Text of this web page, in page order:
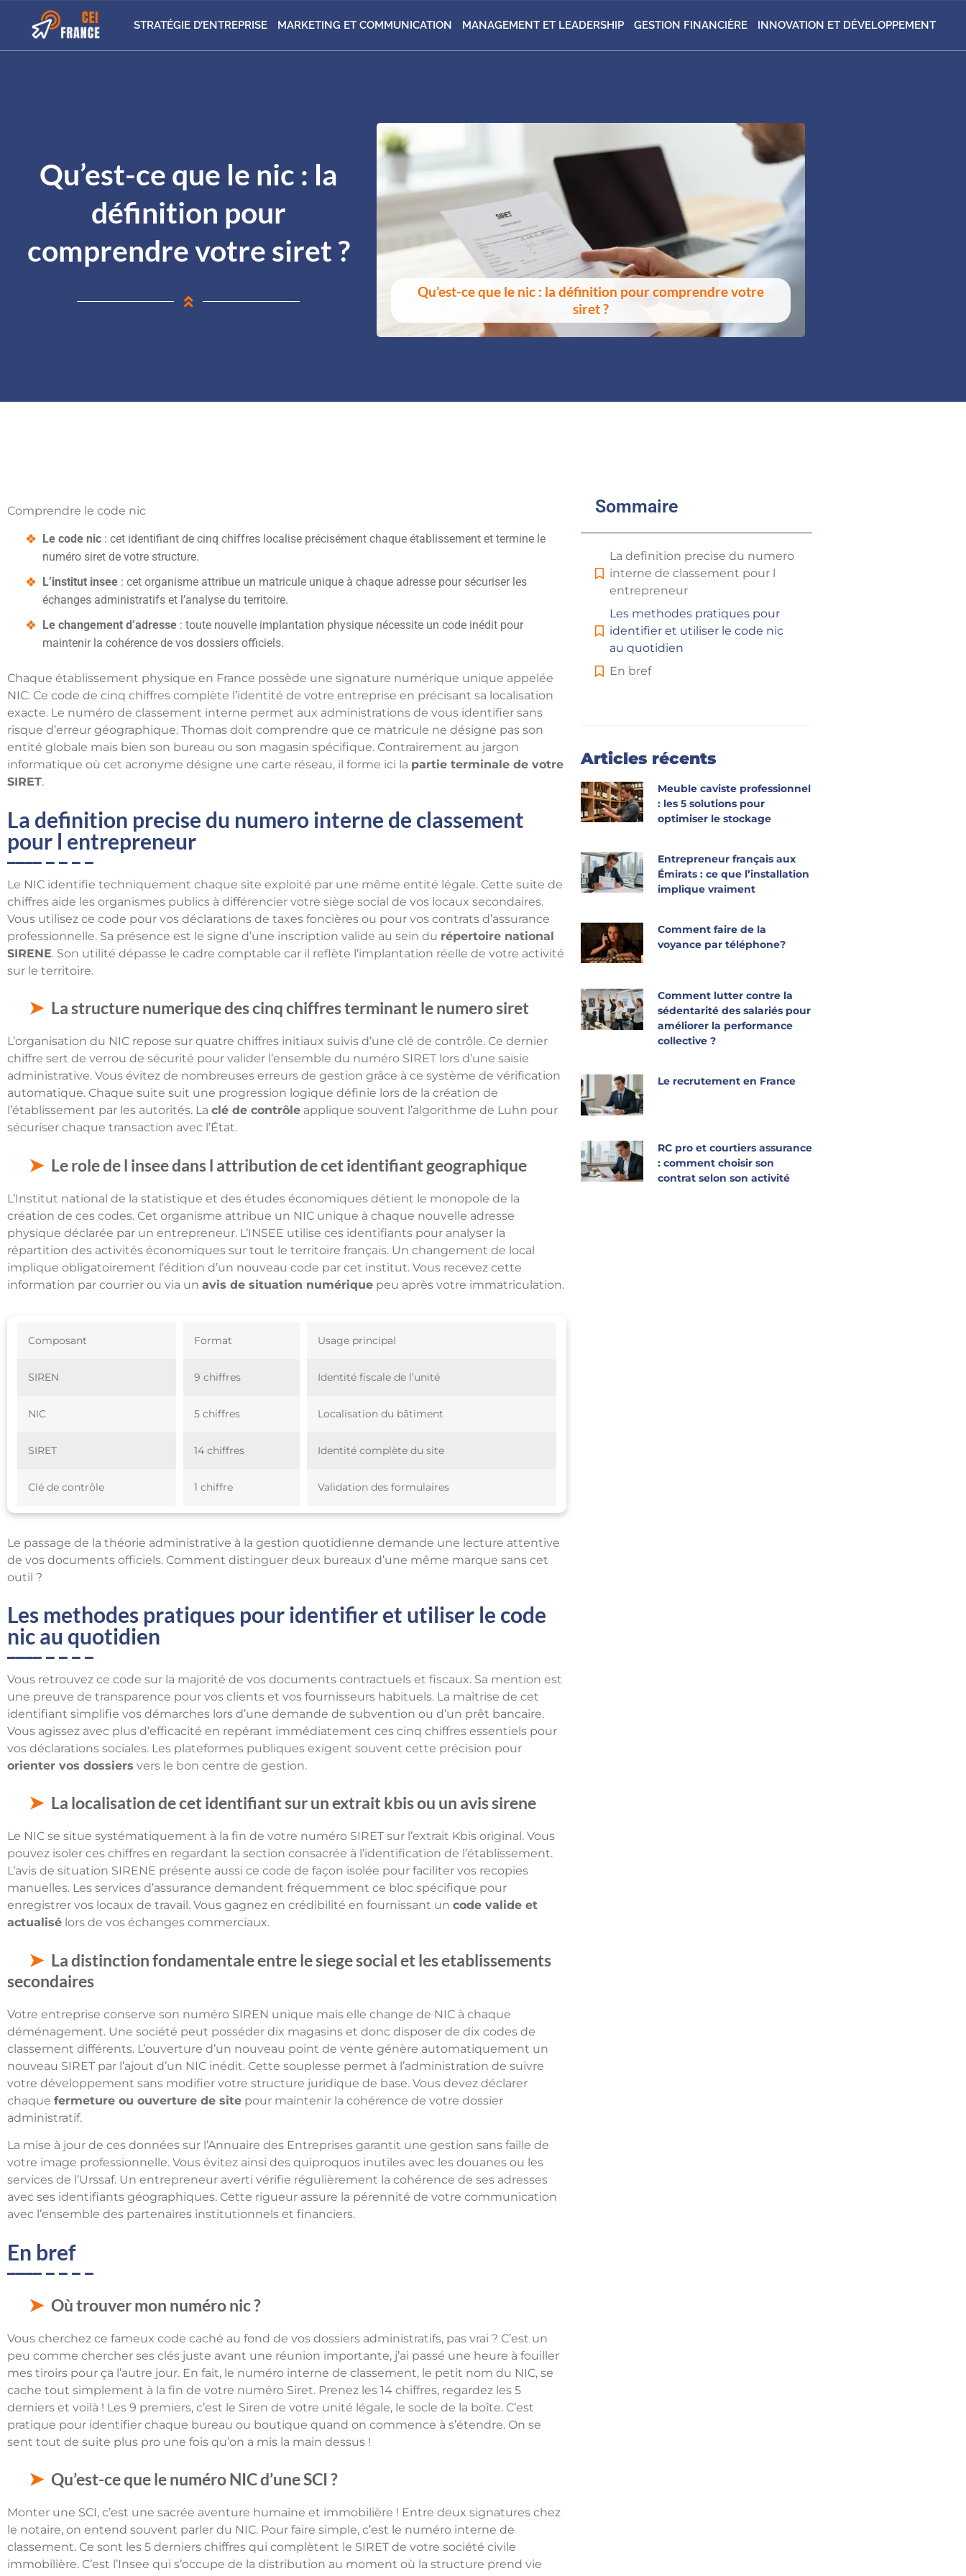
STRATÉGIE D’ENTREPRISE MARKETING ET COMMUNICATION MANAGEMENT ET LEADERSHIP GESTION FINANCIÈRE INNOVATION ET DÉVELOPPEMENT
Qu’est-ce que le nic : la
définition pour
comprendre votre siret ?
Qu’est-ce que le nic : la définition pour comprendre votre
siret ?
Comprendre le code nic
Le code nic : cet identifiant de cinq chiffres localise précisément chaque établissement et termine le
numéro siret de votre structure.
L’institut insee : cet organisme attribue un matricule unique à chaque adresse pour sécuriser les
échanges administratifs et l’analyse du territoire.
Le changement d’adresse : toute nouvelle implantation physique nécessite un code inédit pour
maintenir la cohérence de vos dossiers officiels.
Chaque établissement physique en France possède une signature numérique unique appelée
NIC. Ce code de cinq chiffres complète l’identité de votre entreprise en précisant sa localisation
exacte. Le numéro de classement interne permet aux administrations de vous identifier sans
risque d’erreur géographique. Thomas doit comprendre que ce matricule ne désigne pas son
entité globale mais bien son bureau ou son magasin spécifique. Contrairement au jargon
informatique où cet acronyme désigne une carte réseau, il forme ici la partie terminale de votre
SIRET.
La definition precise du numero interne de classement
pour l entrepreneur
Le NIC identifie techniquement chaque site exploité par une même entité légale. Cette suite de
chiffres aide les organismes publics à différencier votre siège social de vos locaux secondaires.
Vous utilisez ce code pour vos déclarations de taxes foncières ou pour vos contrats d’assurance
professionnelle. Sa présence est le signe d’une inscription valide au sein du répertoire national
SIRENE. Son utilité dépasse le cadre comptable car il reflète l’implantation réelle de votre activité
sur le territoire.
La structure numerique des cinq chiffres terminant le numero siret
L’organisation du NIC repose sur quatre chiffres initiaux suivis d’une clé de contrôle. Ce dernier
chiffre sert de verrou de sécurité pour valider l’ensemble du numéro SIRET lors d’une saisie
administrative. Vous évitez de nombreuses erreurs de gestion grâce à ce système de vérification
automatique. Chaque suite suit une progression logique définie lors de la création de
l’établissement par les autorités. La clé de contrôle applique souvent l’algorithme de Luhn pour
sécuriser chaque transaction avec l’État.
Le role de l insee dans l attribution de cet identifiant geographique
L’Institut national de la statistique et des études économiques détient le monopole de la
création de ces codes. Cet organisme attribue un NIC unique à chaque nouvelle adresse
physique déclarée par un entrepreneur. L’INSEE utilise ces identifiants pour analyser la
répartition des activités économiques sur tout le territoire français. Un changement de local
implique obligatoirement l’édition d’un nouveau code par cet institut. Vous recevez cette
information par courrier ou via un avis de situation numérique peu après votre immatriculation.
Composant Format Usage principal
SIREN 9 chiffres Identité fiscale de l’unité
NIC 5 chiffres Localisation du bâtiment
SIRET 14 chiffres Identité complète du site
Clé de contrôle 1 chiffre Validation des formulaires
Le passage de la théorie administrative à la gestion quotidienne demande une lecture attentive
de vos documents officiels. Comment distinguer deux bureaux d’une même marque sans cet
outil ?
Les methodes pratiques pour identifier et utiliser le code
nic au quotidien
Vous retrouvez ce code sur la majorité de vos documents contractuels et fiscaux. Sa mention est
une preuve de transparence pour vos clients et vos fournisseurs habituels. La maîtrise de cet
identifiant simplifie vos démarches lors d’une demande de subvention ou d’un prêt bancaire.
Vous agissez avec plus d’efficacité en repérant immédiatement ces cinq chiffres essentiels pour
vos déclarations sociales. Les plateformes publiques exigent souvent cette précision pour
orienter vos dossiers vers le bon centre de gestion.
La localisation de cet identifiant sur un extrait kbis ou un avis sirene
Le NIC se situe systématiquement à la fin de votre numéro SIRET sur l’extrait Kbis original. Vous
pouvez isoler ces chiffres en regardant la section consacrée à l’identification de l’établissement.
L’avis de situation SIRENE présente aussi ce code de façon isolée pour faciliter vos recopies
manuelles. Les services d’assurance demandent fréquemment ce bloc spécifique pour
enregistrer vos locaux de travail. Vous gagnez en crédibilité en fournissant un code valide et
actualisé lors de vos échanges commerciaux.
La distinction fondamentale entre le siege social et les etablissements
secondaires
Votre entreprise conserve son numéro SIREN unique mais elle change de NIC à chaque
déménagement. Une société peut posséder dix magasins et donc disposer de dix codes de
classement différents. L’ouverture d’un nouveau point de vente génère automatiquement un
nouveau SIRET par l’ajout d’un NIC inédit. Cette souplesse permet à l’administration de suivre
votre développement sans modifier votre structure juridique de base. Vous devez déclarer
chaque fermeture ou ouverture de site pour maintenir la cohérence de votre dossier
administratif.
La mise à jour de ces données sur l’Annuaire des Entreprises garantit une gestion sans faille de
votre image professionnelle. Vous évitez ainsi des quiproquos inutiles avec les douanes ou les
services de l’Urssaf. Un entrepreneur averti vérifie régulièrement la cohérence de ses adresses
avec ses identifiants géographiques. Cette rigueur assure la pérennité de votre communication
avec l’ensemble des partenaires institutionnels et financiers.
En bref
Où trouver mon numéro nic ?
Vous cherchez ce fameux code caché au fond de vos dossiers administratifs, pas vrai ? C’est un
peu comme chercher ses clés juste avant une réunion importante, j’ai passé une heure à fouiller
mes tiroirs pour ça l’autre jour. En fait, le numéro interne de classement, le petit nom du NIC, se
cache tout simplement à la fin de votre numéro Siret. Prenez les 14 chiffres, regardez les 5
derniers et voilà ! Les 9 premiers, c’est le Siren de votre unité légale, le socle de la boîte. C’est
pratique pour identifier chaque bureau ou boutique quand on commence à s’étendre. On se
sent tout de suite plus pro une fois qu’on a mis la main dessus !
Qu’est-ce que le numéro NIC d’une SCI ?
Monter une SCI, c’est une sacrée aventure humaine et immobilière ! Entre deux signatures chez
le notaire, on entend souvent parler du NIC. Pour faire simple, c’est le numéro interne de
classement. Ce sont les 5 derniers chiffres qui complètent le SIRET de votre société civile
immobilière. C’est l’Insee qui s’occupe de la distribution au moment où la structure prend vie
Sommaire
La definition precise du numero
interne de classement pour l
entrepreneur
Les methodes pratiques pour
identifier et utiliser le code nic
au quotidien
En bref
Articles récents
Meuble caviste professionnel
: les 5 solutions pour
optimiser le stockage
Entrepreneur français aux
Émirats : ce que l’installation
implique vraiment
Comment faire de la
voyance par téléphone?
Comment lutter contre la
sédentarité des salariés pour
améliorer la performance
collective ?
Le recrutement en France
RC pro et courtiers assurance
: comment choisir son
contrat selon son activité